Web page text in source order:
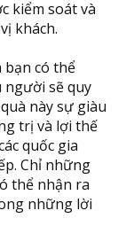
kiểm soát và
khách.
bạn có thể
người sẽ quy
này sự giàu
trị và lợi thế
quốc gia
Chỉ những
thể nhận ra
những lời